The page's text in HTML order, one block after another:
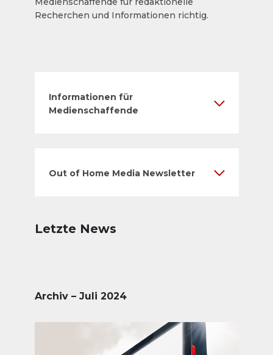
Recherchen und Informationen richtig.
Informationen für
Medienschaffende
Out of Home Media Newsletter
Letzte News
Archiv – Juli 2024